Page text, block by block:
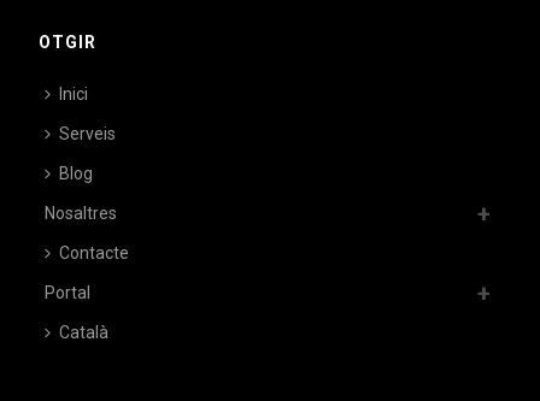
OTGIR
Inici
Serveis
Blog
Nosaltres
Contacte
Portal
Català